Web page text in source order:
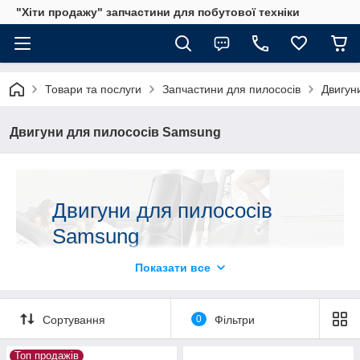
"Хіти продажу" запчастини для побутової техніки
Товари та послуги Запчастини для пилососів
Двигуни для пилососів Samsung
Двигуни для пилососів
Samsung
Завжди в наявності двигуни для пилососів Samsung.
1600W, 1800W. Ми реалізуємо не тільки оригінальні
більш доступні за ціною аналоги. Універсальні
Показати все
Сортування 0 Фільтри
Топ продажів